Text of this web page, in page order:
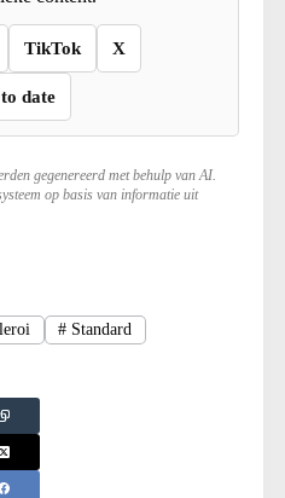
TikTok X
date
gegenereerd met behulp van AI.
op basis van informatie uit
# Standard